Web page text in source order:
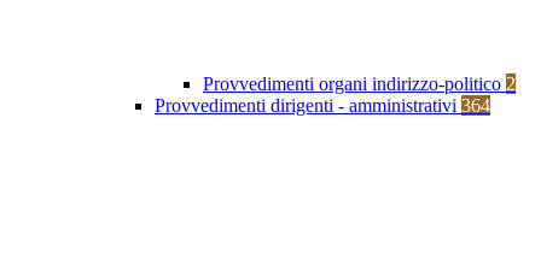
Provvedimenti organi indirizzo-politico 2
Provvedimenti dirigenti - amministrativi 364